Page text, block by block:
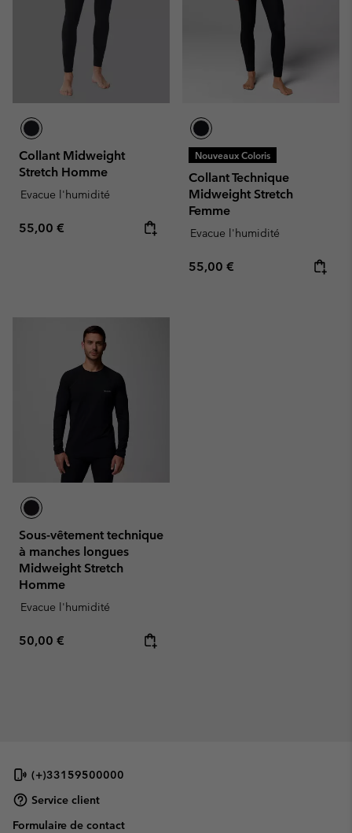
Collant Midweight
Stretch Homme
Evacue l'humidité
Regular price:
55,00 €
Nouveaux Coloris
Collant Technique
Midweight Stretch
Femme
Evacue l'humidité
Regular price:
55,00 €
Sous-vêtement technique
à manches longues
Midweight Stretch
Homme
Evacue l'humidité
Regular price:
50,00 €
(+)33159500000
Service client
Formulaire de contact